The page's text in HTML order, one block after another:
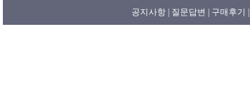
공지사항 | 질문답변 | 구매후기 |